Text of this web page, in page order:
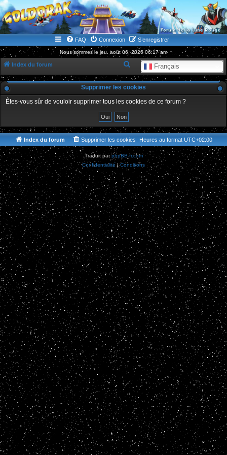
WWW.GOLDORAKGO.COM
le site de la Lune Rouge
FAQ Connexion S’enregistrer
Nous sommes le jeu. août 06, 2026 06:17 am
Index du forum Français
e
c
h
h
e
r
Supprimer les cookies
Êtes-vous sûr de vouloir supprimer tous les cookies de ce forum ?
Index du forum Heures au format UTC+02:00
Supprimer les cookies
Traduit parphpBB-fr.com
Confidentialité|Conditions